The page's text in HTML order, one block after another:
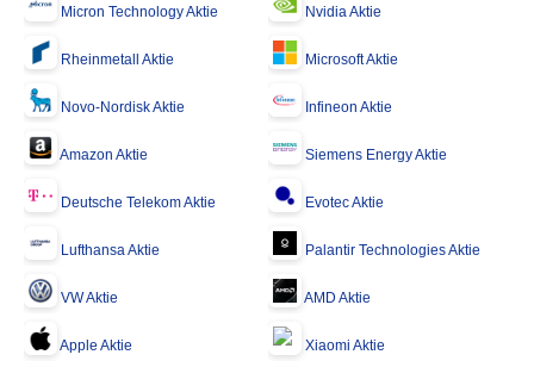
Micron Technology Aktie Nvidia Aktie
Rheinmetall Aktie Microsoft Aktie
Novo-Nordisk Aktie Infineon Aktie
Amazon Aktie Siemens Energy Aktie
Deutsche Telekom Aktie Evotec Aktie
Lufthansa Aktie Palantir Technologies Aktie
VW Aktie AMD Aktie
Apple Aktie Xiaomi Aktie